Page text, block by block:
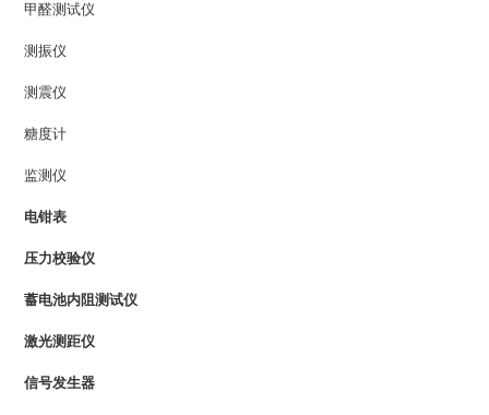
甲醛测试仪
测振仪
测震仪
糖度计
监测仪
电钳表
压力校验仪
蓄电池内阻测试仪
激光测距仪
信号发生器